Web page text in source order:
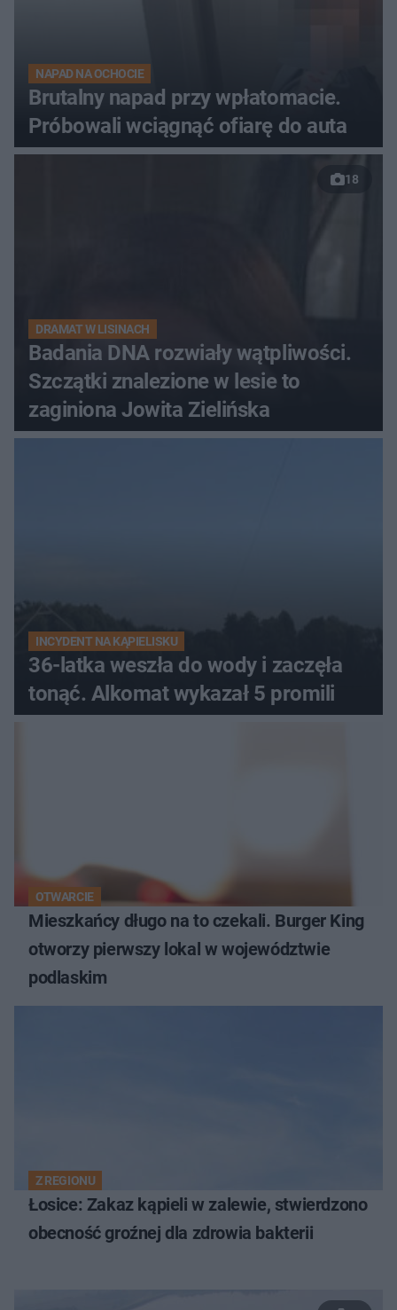
NAPAD NA OCHOCIE
Brutalny napad przy wpłatomacie.
Próbowali wciągnąć ofiarę do auta
18
DRAMAT W LISINACH
Badania DNA rozwiały wątpliwości.
Szczątki znalezione w lesie to
zaginiona Jowita Zielińska
INCYDENT NA KĄPIELISKU
36-latka weszła do wody i zaczęła
tonąć. Alkomat wykazał 5 promili
OTWARCIE
Mieszkańcy długo na to czekali. Burger King
otworzy pierwszy lokal w województwie
podlaskim
Z REGIONU
Łosice: Zakaz kąpieli w zalewie, stwierdzono
obecność groźnej dla zdrowia bakterii